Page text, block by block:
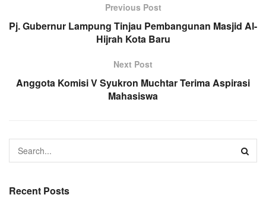
Previous Post
Pj. Gubernur Lampung Tinjau Pembangunan Masjid Al-
Hijrah Kota Baru
Next Post
Anggota Komisi V Syukron Muchtar Terima Aspirasi
Mahasiswa
Recent Posts